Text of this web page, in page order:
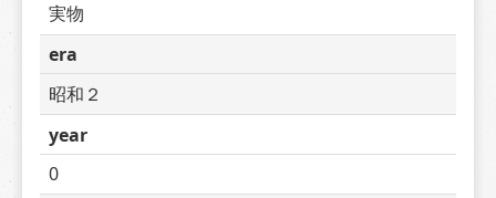
実物
era
昭和２
year
0